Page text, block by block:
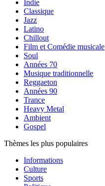
Indie
Classique
Jazz
Latino
Chillout
Film et Comédie musicale
Soul
Années 70
Musique traditionnelle
Reggaeton
Années 90
Trance
Heavy Metal
Ambient
Gospel
Thèmes les plus populaires
Informations
Culture
Sports